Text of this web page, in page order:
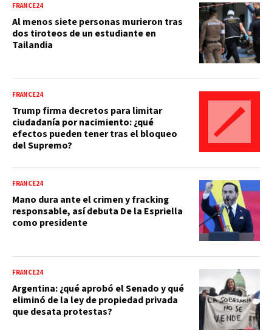
FRANCE24
Al menos siete personas murieron tras
dos tiroteos de un estudiante en
Tailandia
FRANCE24
Trump firma decretos para limitar
ciudadanía por nacimiento: ¿qué
efectos pueden tener tras el bloqueo
del Supremo?
FRANCE24
Mano dura ante el crimen y fracking
responsable, así debuta De la Espriella
como presidente
FRANCE24
Argentina: ¿qué aprobó el Senado y qué
eliminó de la ley de propiedad privada
que desata protestas?